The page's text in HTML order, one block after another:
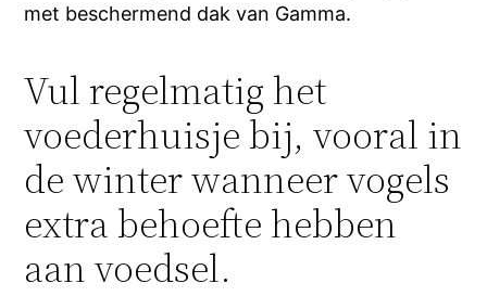
met beschermend dak van Gamma.
Vul regelmatig het
voederhuisje bij, vooral in
de winter wanneer vogels
extra behoefte hebben
aan voedsel.